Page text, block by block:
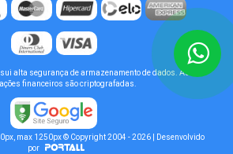
alta segurança de armazenamento de dados. As
financeiros são criptografadas.
max 1250px © Copyright 2004 - 2026 | Desenvolvido
por